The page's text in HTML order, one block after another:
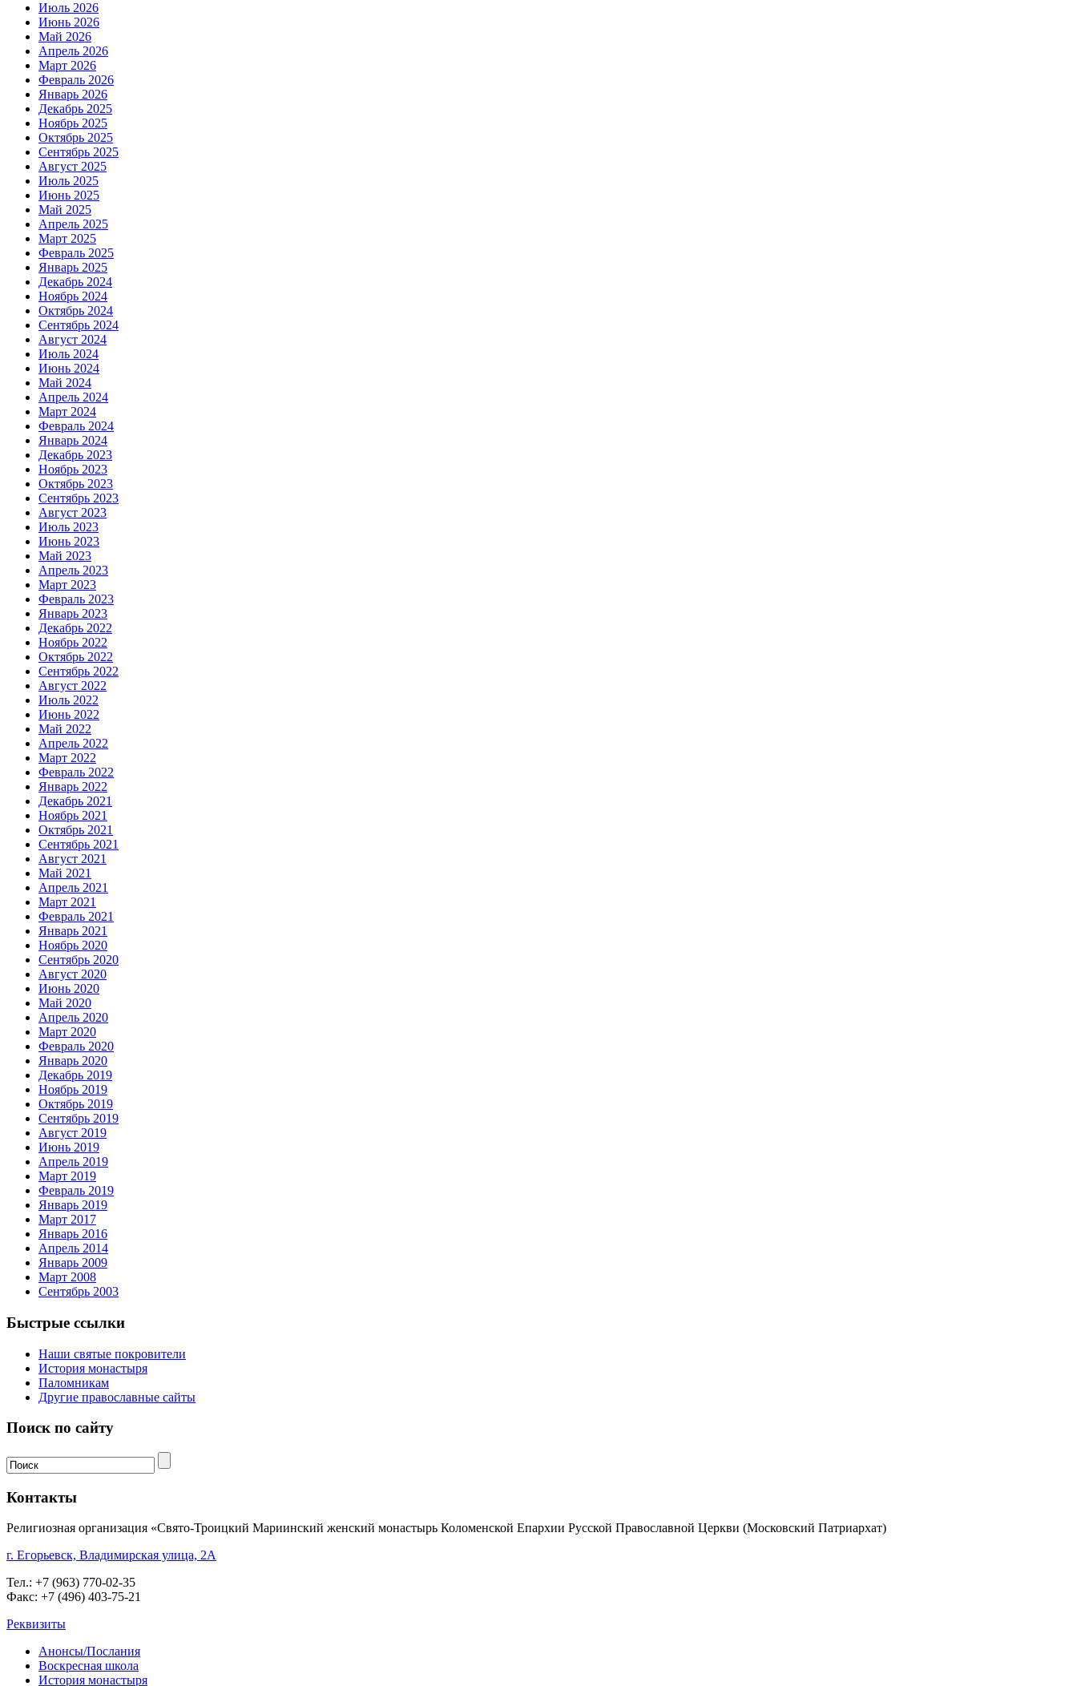
Июль 2026
Июнь 2026
Май 2026
Апрель 2026
Март 2026
Февраль 2026
Январь 2026
Декабрь 2025
Ноябрь 2025
Октябрь 2025
Сентябрь 2025
Август 2025
Июль 2025
Июнь 2025
Май 2025
Апрель 2025
Март 2025
Февраль 2025
Январь 2025
Декабрь 2024
Ноябрь 2024
Октябрь 2024
Сентябрь 2024
Август 2024
Июль 2024
Июнь 2024
Май 2024
Апрель 2024
Март 2024
Февраль 2024
Январь 2024
Декабрь 2023
Ноябрь 2023
Октябрь 2023
Сентябрь 2023
Август 2023
Июль 2023
Июнь 2023
Май 2023
Апрель 2023
Март 2023
Февраль 2023
Январь 2023
Декабрь 2022
Ноябрь 2022
Октябрь 2022
Сентябрь 2022
Август 2022
Июль 2022
Июнь 2022
Май 2022
Апрель 2022
Март 2022
Февраль 2022
Январь 2022
Декабрь 2021
Ноябрь 2021
Октябрь 2021
Сентябрь 2021
Август 2021
Май 2021
Апрель 2021
Март 2021
Февраль 2021
Январь 2021
Ноябрь 2020
Сентябрь 2020
Август 2020
Июнь 2020
Май 2020
Апрель 2020
Март 2020
Февраль 2020
Январь 2020
Декабрь 2019
Ноябрь 2019
Октябрь 2019
Сентябрь 2019
Август 2019
Июнь 2019
Апрель 2019
Март 2019
Февраль 2019
Январь 2019
Март 2017
Январь 2016
Апрель 2014
Январь 2009
Март 2008
Сентябрь 2003
Быстрые ссылки
Наши святые покровители
История монастыря
Паломникам
Другие православные сайты
Поиск по сайту
Контакты
Религиозная организация «Свято-Троицкий Мариинский женский монастырь Коломенской Епархии Русской Православной Церкви (Московский Патриархат)
г. Егорьевск, Владимирская улица, 2А
Тел.: +7 (963) 770-02-35
Факс: +7 (496) 403-75-21
Реквизиты
Анонсы/Послания
Воскресная школа
История монастыря